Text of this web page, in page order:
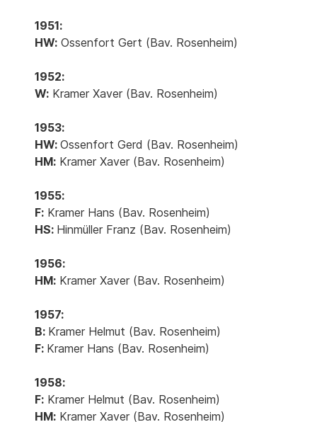
1951:
HW: Ossenfort Gert (Bav. Rosenheim)
1952:
W: Kramer Xaver (Bav. Rosenheim)
1953:
HW: Ossenfort Gerd (Bav. Rosenheim)
HM: Kramer Xaver (Bav. Rosenheim)
1955:
F: Kramer Hans (Bav. Rosenheim)
HS: Hinmüller Franz (Bav. Rosenheim)
1956:
HM: Kramer Xaver (Bav. Rosenheim)
1957:
B: Kramer Helmut (Bav. Rosenheim)
F: Kramer Hans (Bav. Rosenheim)
1958:
F: Kramer Helmut (Bav. Rosenheim)
HM: Kramer Xaver (Bav. Rosenheim)